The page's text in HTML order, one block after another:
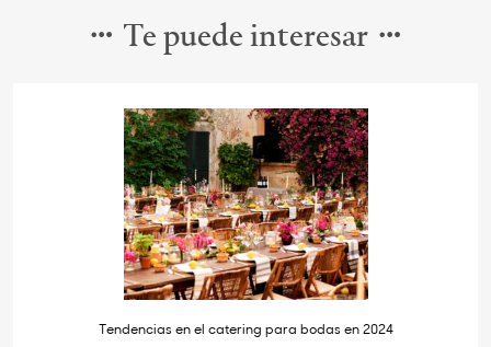
Te puede interesar
Tendencias en el catering para bodas en 2024